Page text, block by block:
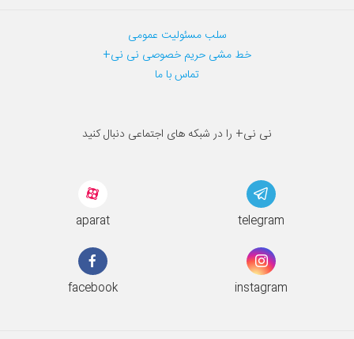
سلب مسئولیت عمومی
خط مشی حریم خصوصی نی نی+
تماس با ما
نی نی+ را در شبکه های اجتماعی دنبال کنید
aparat telegram
facebook instagram